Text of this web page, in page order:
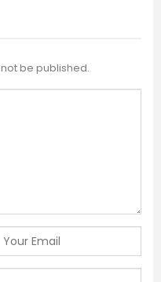
be published.